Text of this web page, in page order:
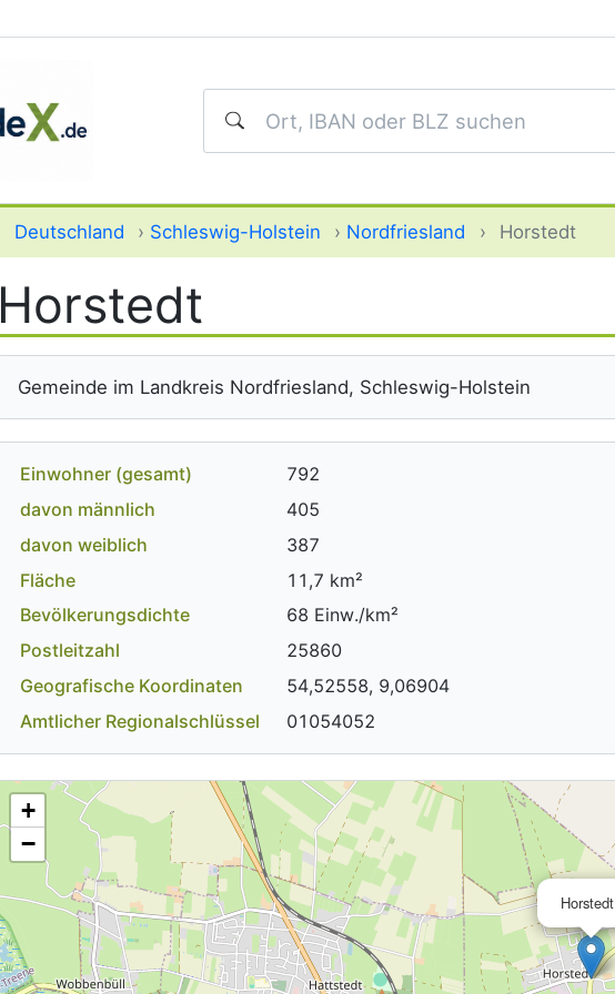
Deutschland › Schleswig-Holstein › Nordfriesland › Horstedt
Horstedt
Gemeinde im Landkreis Nordfriesland, Schleswig-Holstein
Einwohner (gesamt)
792
davon männlich
405
davon weiblich
387
Fläche
11,7 km²
Bevölkerungsdichte
68 Einw./km²
Postleitzahl
25860
Geografische Koordinaten
54,52558, 9,06904
Amtlicher Regionalschlüssel
01054052
Horstedt
+
−